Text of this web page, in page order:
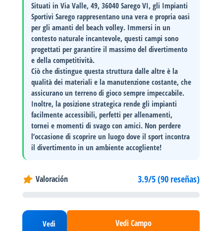
Situati inVia Valle, 49, 36040 Sarego VI, gli Impianti
Sportivi Sarego rappresentano una vera e propria oasi
per gli amanti delbeach volley. Immersi in un
contesto naturale incantevole, questi campi sono
progettati per garantire il massimo del divertimento
e della competitività.
Ciò che distingue questa struttura dalle altre è la
qualità dei materiali e lamanutenzione costante, che
assicurano un terreno di gioco sempre impeccabile.
Inoltre, la posizione strategica rende gli impianti
facilmente accessibili, perfetti per allenamenti,
tornei e momenti di svago con amici. Non perdere
l’occasione di scoprire un luogo dove ilsport incontra
ildivertimento in un ambiente accogliente!
Valoración 3.9/5 (90 reseñas)
Vedi
Vedi Campo